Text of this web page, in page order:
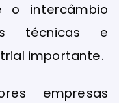
o intercâmbio
técnicas e
importante.
empresas